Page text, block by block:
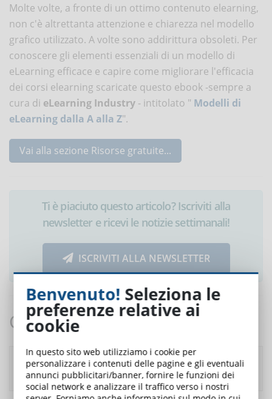
Molte volte, a fronte di un ottimo contenuto elearning,
non c'è altrettanta attenzione e chiarezza nel modello
grafico utilizzato. A volte sono addirittura obsoleti. Per
conoscere gli elementi essenziali di un modello di
eLearning efficace e capire come migliorare l'efficacia
dei corsi elearning scaricate questo ebook -sempre a
cura di eLearning Industry - intitolato " Modelli di
eLearning dalla A alla Z".
Vai alla sezione Risorse gratuite...
Ti è piaciuto questo articolo? Iscriviti alla
newsletter e ricevi le notizie settimanali!
ISCRIVITI ALLA NEWSLETTER
Commenti:
RispondiAutore: Mauro Massari
- likes:
20/12/2017
(07:02:07)
Benvenuto! Seleziona le
preferenze relative ai
cookie
In questo sito web utilizziamo i cookie per
personalizzare i contenuti delle pagine e gli eventuali
annunci pubblicitari/banner, fornire le funzioni dei
social network e analizzare il traffico verso i nostri